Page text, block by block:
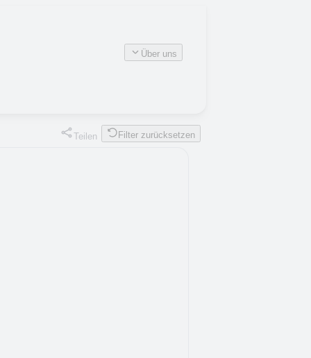
Über uns
Teilen Filter zurücksetzen